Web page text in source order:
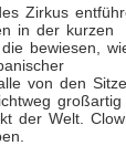
Zirkus
in der kurzen
bewiesen,
von den
großartig
der Welt.